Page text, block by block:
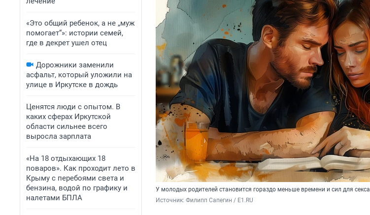
«Это общий ребенок, а не „муж
помогает“»: истории семей,
где в декрет ушел отец
Дорожники заменили
асфальт, который уложили на
улице в Иркутске в дождь
Ценятся люди с опытом. В
каких сферах Иркутской
области сильнее всего
выросла зарплата
«На 18 отдыхающих 18
поваров». Как проходит лето в
Крыму с перебоями света и
бензина, водой по графику и
налетами БПЛА
У молодых родителей становится гораздо меньше времени и сил для секса
Источник: Филипп Сапегин / E1.RU